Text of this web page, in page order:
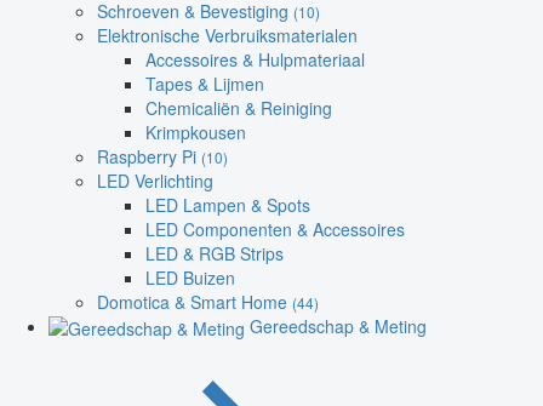
Schroeven & Bevestiging (10)
Elektronische Verbruiksmaterialen
Accessoires & Hulpmateriaal
Tapes & Lijmen
Chemicaliën & Reiniging
Krimpkousen
Raspberry Pi (10)
LED Verlichting
LED Lampen & Spots
LED Componenten & Accessoires
LED & RGB Strips
LED Buizen
Domotica & Smart Home (44)
Gereedschap & Meting